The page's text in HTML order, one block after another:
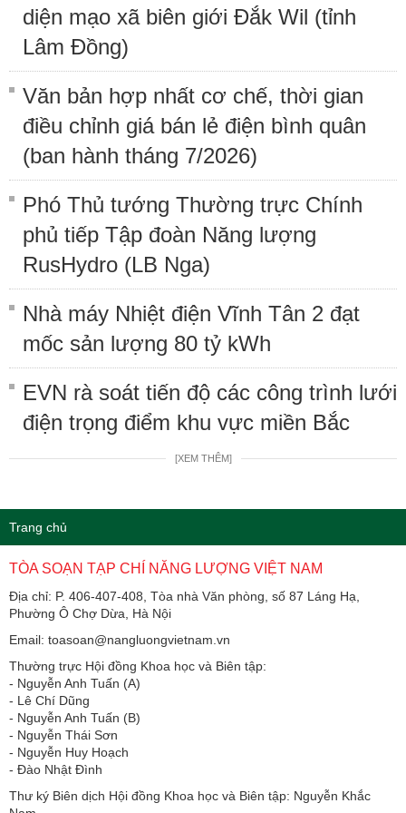
diện mạo xã biên giới Đắk Wil (tỉnh
Lâm Đồng)
Văn bản hợp nhất cơ chế, thời gian
điều chỉnh giá bán lẻ điện bình quân
(ban hành tháng 7/2026)
Phó Thủ tướng Thường trực Chính
phủ tiếp Tập đoàn Năng lượng
RusHydro (LB Nga)
Nhà máy Nhiệt điện Vĩnh Tân 2 đạt
mốc sản lượng 80 tỷ kWh
EVN rà soát tiến độ các công trình lưới
điện trọng điểm khu vực miền Bắc
[XEM THÊM]
Trang chủ
TÒA SOẠN TẠP CHÍ NĂNG LƯỢNG VIỆT NAM
Địa chỉ: P. 406-407-408, Tòa nhà Văn phòng, số 87 Láng Hạ,
Phường Ô Chợ Dừa, Hà Nội
Email: toasoan@nangluongvietnam.vn
Thường trực Hội đồng Khoa học và Biên tập:
​​​​​​- Nguyễn Anh Tuấn (A)
- Lê Chí Dũng
- Nguyễn Anh Tuấn (B)
- Nguyễn Thái Sơn
- Nguyễn Huy Hoạch
- Đào Nhật Đình
Thư ký Biên dịch Hội đồng Khoa học và Biên tập: Nguyễn Khắc